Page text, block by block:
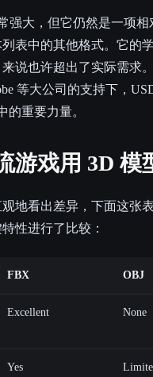
强大，但它仍然是一项
表中的其他格式。它的
说也许超出了实际需求。
等大公司的支持下，
的重要力量。
游戏用 3D 模
地看出差异，下面这张
性进行了比较：
FBX OBJ
Excellent None
Yes